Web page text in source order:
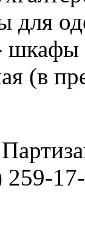
для
шкафы
(в
259-